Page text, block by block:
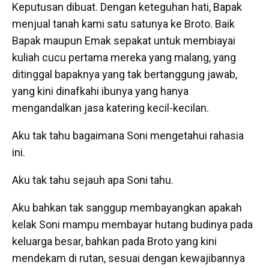
Keputusan dibuat. Dengan keteguhan hati, Bapak
menjual tanah kami satu satunya ke Broto. Baik
Bapak maupun Emak sepakat untuk membiayai
kuliah cucu pertama mereka yang malang, yang
ditinggal bapaknya yang tak bertanggung jawab,
yang kini dinafkahi ibunya yang hanya
mengandalkan jasa katering kecil-kecilan.
Aku tak tahu bagaimana Soni mengetahui rahasia
ini.
Aku tak tahu sejauh apa Soni tahu.
Aku bahkan tak sanggup membayangkan apakah
kelak Soni mampu membayar hutang budinya pada
keluarga besar, bahkan pada Broto yang kini
mendekam di rutan, sesuai dengan kewajibannya